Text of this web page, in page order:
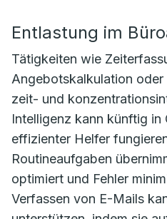
Entlastung im
Tätigkeiten wie
Angebotskalkulation oder
zeit- und
Intelligenz kann künftig
effizienter Helfer
Routineaufgaben
optimiert und Fehler
Verfassen von E-Mails